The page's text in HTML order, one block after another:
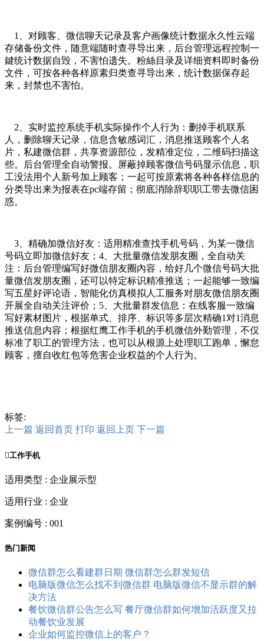
1、对顾客、微信聊天记录及客户画像统计数据永久性云端
存储备份文件，随意端随时查寻导出来，后台管理远程控制一
鍵统计数据自毁，不害怕遗失。粉絲目录及详细资料即时备份
文件，可按各种各样原素归类查寻导出来，统计数据保存起
来，封禁也不害怕。
2、实时监控系统手机实际操作个人行为：删掉手机联系
人，删除聊天记录，信息含敏感词汇，消息推送顾客个人名
片，私建微信群，共享资源部位，发精准定位，二维码扫描这
些。后台管理全自动警报。屏蔽掉顾客微信号码显示信息，职
工没法用个人新号加上顾客；一起可按原素将各种各样信息的
分类导出来为报表在pc端存留；彻底消除辞职职工带去微信困
惑。
3、精确加微信好友：适用精准查找手机号码，为某一微信
号码立即加微信好友；4、大批量微信发朋友圈，全自动关
注：后台管理编写好微信朋友圈內容，给好几个微信号码大批
量微信发朋友圈，还可以特定标识精准推送；一起能够一致编
写五星好评论语，智能化仿真模拟人工服务对朋友微信朋友圈
开展全自动关注评价；5、大批量群发信息：在线客服一致编
写好素材图片，根据单式、排序、标识等多层次精确1对1消息
推送信息内容；根据红鹰工作手机的手机微信外勤管理，不仅
标准了职工的管理方法，也可以从根源上处理职工跑单，懈怠
顾客，擅自收红包等危害企业权益的个人行为。
标签:
上一篇 返回首页 打印 返回上页 下一篇
工作手机
适用类型 : 企业展示型
适用行业 : 企业
案例编号 : 001
热门新闻
微信群怎么看建群日期 微信群怎么群发短信
电脑版微信怎么找不到微信群 电脑版微信不显示群的解
决方法
餐饮微信群公告怎么写 餐厅微信群如何增加活跃度又拉
动餐饮业发展
企业如何监控微信上的客户？